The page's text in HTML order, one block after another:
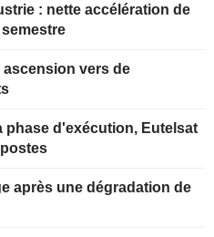
: nette accélération de
vers de
phase d'exécution, Eutelsat
après une dégradation de